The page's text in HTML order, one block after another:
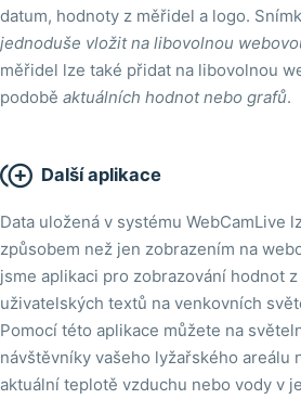
datum, hodnoty z měřidel a logo.
jednoduše vložit na libovolnou
měřidel lze také přidat na libovolnou
podobě aktuálních hodnot nebo grafů.
 Další aplikace
Data uložená v systému WebCamLive
způsobem než jen zobrazením na
jsme aplikaci pro zobrazování hodnot
uživatelských textů na venkovních
Pomocí této aplikace můžete na
návštěvníky vašeho lyžařského areálu
aktuální teplotě vzduchu nebo vody v